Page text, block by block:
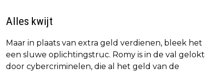
Alles kwijt
Maar in plaats van extra geld verdienen, bleek het
een sluwe oplichtingstruc. Romy is in de val gelokt
door cybercriminelen, die al het geld van de